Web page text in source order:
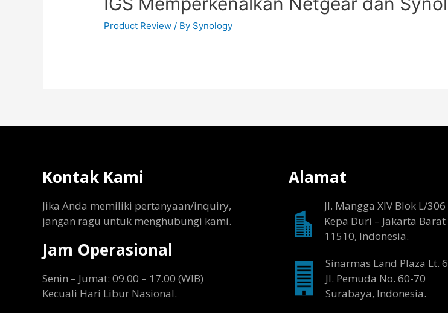
Product Review / By Synology
Kontak Kami
Jika Anda memiliki pertanyaan/inquiry,
jangan ragu untuk menghubungi kami.
Jam Operasional
Senin – Jumat: 09.00 – 17.00 (WIB)
Kecuali Hari Libur Nasional.
Alamat
Jl. Mangga XIV Blok L/306
Kepa Duri – Jakarta Barat
11510, Indonesia.
Sinarmas Land Plaza Lt.
Jl. Pemuda No. 60-70
Surabaya, Indonesia.